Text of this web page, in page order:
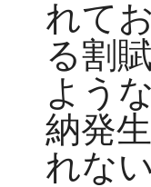
れて
る割
よう
納発
れな